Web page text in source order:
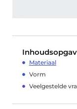
Materiaal
Vorm
Veelgestelde